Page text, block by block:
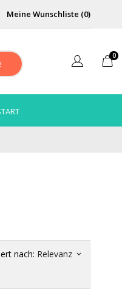
Meine Wunschliste (0)
0
nach: Relevanz keyboard_arrow_down